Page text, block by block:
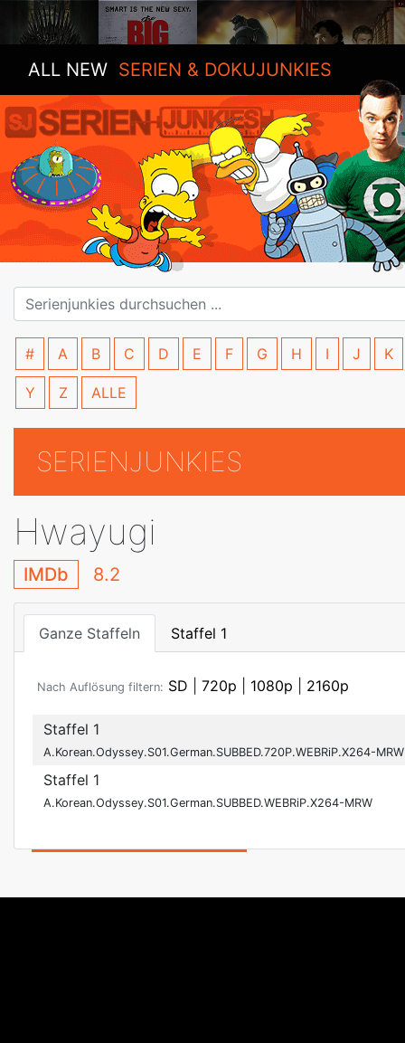
ALL NEW SERIEN & DOKUJUNKIES
# A B C D E F G H I J K
Y Z ALLE
SERIENJUNKIES
Hwayugi
IMDb 8.2
Ganze Staffeln Staffel 1
Nach Auflösung filtern: SD 720p 1080p 2160p
Staffel 1
A.Korean.Odyssey.S01.German.SUBBED.720P.WEBRiP.X264-MRW
Staffel 1
A.Korean.Odyssey.S01.German.SUBBED.WEBRiP.X264-MRW